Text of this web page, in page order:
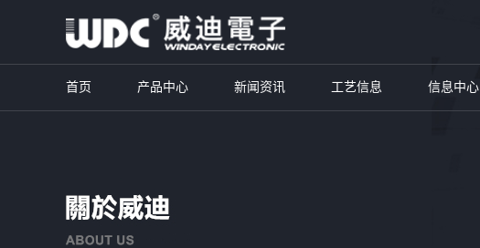
首页 产品中心 新闻资讯 工艺信息 信息中心